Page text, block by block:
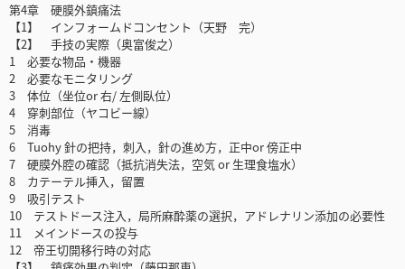
第4章 硬膜外鎮痛法
【1】 インフォームドコンセント（天野 完）
【2】 手技の実際（奥富俊之）
1 必要な物品・機器
2 必要なモニタリング
3 体位（坐位or 右/ 左側臥位）
4 穿刺部位（ヤコビー線）
5 消毒
6 Tuohy 針の把持，刺入，針の進め方，正中or 傍正中
7 硬膜外腔の確認（抵抗消失法，空気 or 生理食塩水）
8 カテーテル挿入，留置
9 吸引テスト
10 テストドース注入，局所麻酔薬の選択，アドレナリン添加の必要性
11 メインドースの投与
12 帝王切開移行時の対応